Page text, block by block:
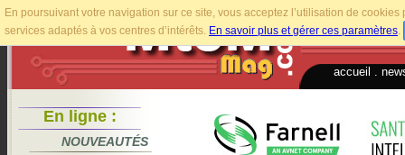
En poursuivant votre navigation sur ce site, vous acceptez l’utilisation de
services adaptés à vos centres d’intérêts. En savoir plus et gérer ces paramètres.
accueil
En ligne :
NOUVEAUTÉS